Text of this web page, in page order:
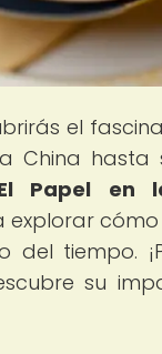
el
China
Papel en
explorar
tiempo.
su